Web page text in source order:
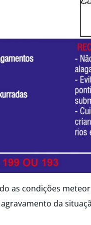
as condições
da